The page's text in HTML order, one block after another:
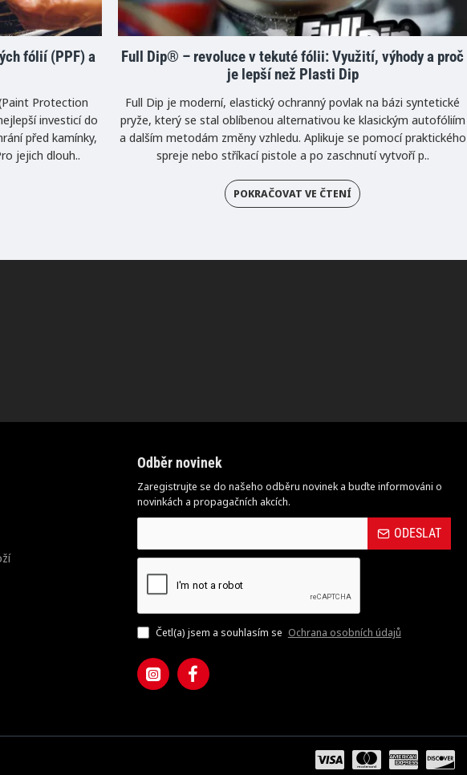
fólií (PPF) a
Protection
investicí do
před kamínky,
jejich dlouh..
Full Dip® – revoluce v tekuté fólii: Využití, výhody a proč
je lepší než Plasti Dip
Full Dip je moderní, elastický ochranný povlak na bázi syntetické
pryže, který se stal oblíbenou alternativou ke klasickým autofóliím
a dalším metodám změny vzhledu. Aplikuje se pomocí praktického
spreje nebo stříkací pistole a po zaschnutí vytvoří p..
POKRAČOVAT VE ČTENÍ
Odběr novinek
Zaregistrujte se do našeho odběru novinek a buďte informováni o
novinkách a propagačních akcích.
ODESLAT
Četl(a) jsem a souhlasím se Ochrana osobních údajů